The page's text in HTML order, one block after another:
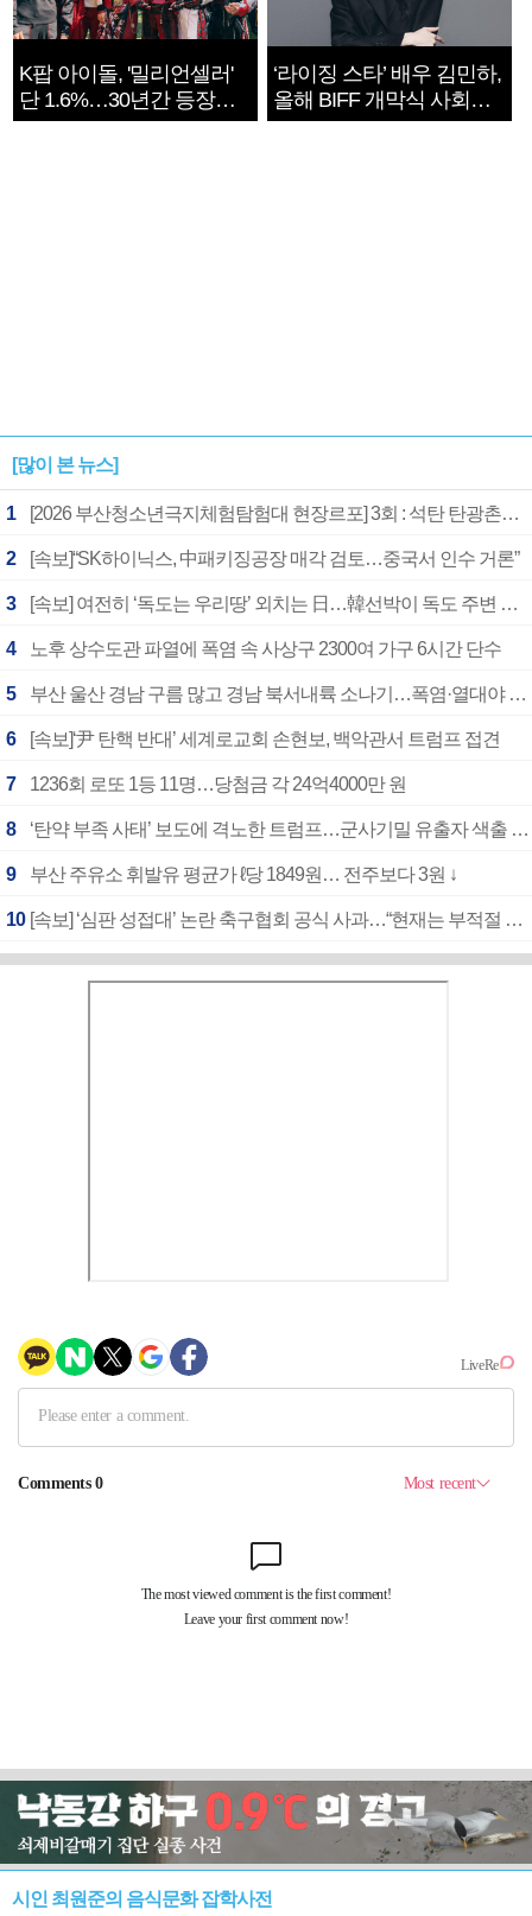
K팝 아이돌, '밀리언셀러'
단 1.6%…30년간 등장
1182개팀 전수조사
‘라이징 스타’ 배우 김민하,
올해 BIFF 개막식 사회자
확정
[많이 본 뉴스]
1 [2026 부산청소년극지체험탐험대 현장르포] 3회 : 석탄 탄광촌에서 북극 연구의 중심지로
2 [속보]“SK하이닉스, 中패키징공장 매각 검토…중국서 인수 거론”
3 [속보] 여전히 ‘독도는 우리땅’ 외치는 日…韓선박이 독도 주변 해양조사 활동하자 반발
4 노후 상수도관 파열에 폭염 속 사상구 2300여 가구 6시간 단수
5 부산 울산 경남 구름 많고 경남 북서내륙 소나기…폭염·열대야 계속
6 [속보]‘尹 탄핵 반대’ 세계로교회 손현보, 백악관서 트럼프 접견
7 1236회 로또 1등 11명…당첨금 각 24억4000만 원
8 ‘탄약 부족 사태’ 보도에 격노한 트럼프…군사기밀 유출자 색출 지시
9 부산 주유소 휘발유 평균가 ℓ당 1849원… 전주보다 3원 ↓
10 [속보] ‘심판 성접대’ 논란 축구협회 공식 사과…“현재는 부적절 행위 없어”
시인 최원준의 음식문화 잡학사전